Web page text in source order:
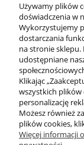
InterPromo
Używamy plików
doświadczenia w
Wykorzystujemy
dostarczania
na stronie
udostępniane
Klikając
wszystkich plików
personalizację
Możesz również
plików cookies,
Więcej informacji